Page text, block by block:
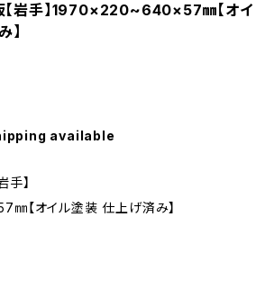
【岩手】1970×220~640×57㎜【オイ
】
available
手】
【オイル塗装 仕上げ済み】